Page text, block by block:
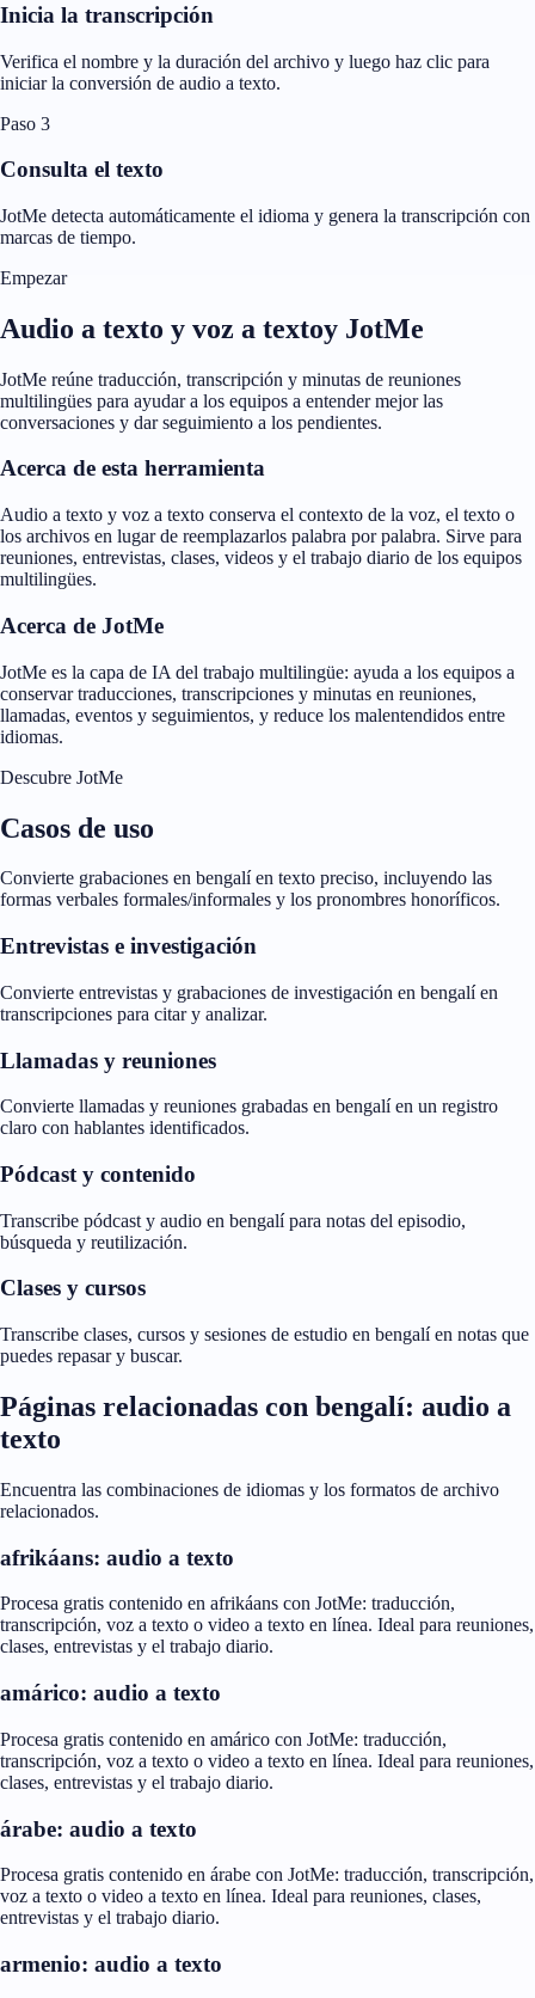
Inicia la transcripción
Verifica el nombre y la duración del archivo y luego haz clic para
iniciar la conversión de audio a texto.
Paso 3
Consulta el texto
JotMe detecta automáticamente el idioma y genera la transcripción con
marcas de tiempo.
Empezar
Audio a texto y voz a textoy JotMe
JotMe reúne traducción, transcripción y minutas de reuniones
multilingües para ayudar a los equipos a entender mejor las
conversaciones y dar seguimiento a los pendientes.
Acerca de esta herramienta
Audio a texto y voz a texto conserva el contexto de la voz, el texto o
los archivos en lugar de reemplazarlos palabra por palabra. Sirve para
reuniones, entrevistas, clases, videos y el trabajo diario de los equipos
multilingües.
Acerca de JotMe
JotMe es la capa de IA del trabajo multilingüe: ayuda a los equipos a
conservar traducciones, transcripciones y minutas en reuniones,
llamadas, eventos y seguimientos, y reduce los malentendidos entre
idiomas.
Descubre JotMe
Casos de uso
Convierte grabaciones en bengalí en texto preciso, incluyendo las
formas verbales formales/informales y los pronombres honoríficos.
Entrevistas e investigación
Convierte entrevistas y grabaciones de investigación en bengalí en
transcripciones para citar y analizar.
Llamadas y reuniones
Convierte llamadas y reuniones grabadas en bengalí en un registro
claro con hablantes identificados.
Pódcast y contenido
Transcribe pódcast y audio en bengalí para notas del episodio,
búsqueda y reutilización.
Clases y cursos
Transcribe clases, cursos y sesiones de estudio en bengalí en notas que
puedes repasar y buscar.
Páginas relacionadas con bengalí: audio a
texto
Encuentra las combinaciones de idiomas y los formatos de archivo
relacionados.
afrikáans: audio a texto
Procesa gratis contenido en afrikáans con JotMe: traducción,
transcripción, voz a texto o video a texto en línea. Ideal para reuniones,
clases, entrevistas y el trabajo diario.
amárico: audio a texto
Procesa gratis contenido en amárico con JotMe: traducción,
transcripción, voz a texto o video a texto en línea. Ideal para reuniones,
clases, entrevistas y el trabajo diario.
árabe: audio a texto
Procesa gratis contenido en árabe con JotMe: traducción, transcripción,
voz a texto o video a texto en línea. Ideal para reuniones, clases,
entrevistas y el trabajo diario.
armenio: audio a texto